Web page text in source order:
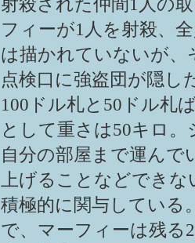
フィーが1人を射殺、
は描かれていないが、
点検口に強盗団が隠し
100ドル札と50ドル札
として重さは50キロ
自分の部屋まで運んで
上げることなどでき
積極的に関与している
で、マーフィーは残る